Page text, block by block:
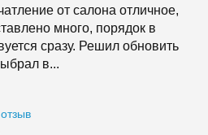
от салона отличное,
много, порядок в
сразу. Решил обновить
в...